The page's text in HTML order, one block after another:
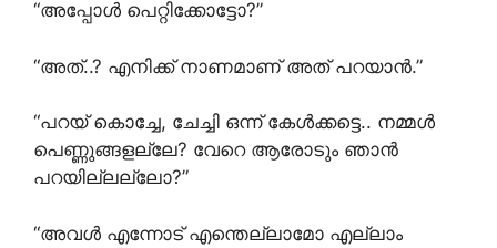
“അപ്പോൾ പെറ്റിക്കോട്ടോ?”
“അത്..? എനിക്ക് നാണമാണ് അത് പറയാൻ.”
“പറയ് കൊച്ചേ, ചേച്ചി ഒന്ന് കേൾക്കട്ടെ.. നമ്മൾ
പെണ്ണുങ്ങളല്ലേ? വേറെ ആരോടും ഞാൻ
പറയില്ലല്ലോ?”
“അവൾ എന്നോട് എന്തെല്ലാമോ എല്ലാം